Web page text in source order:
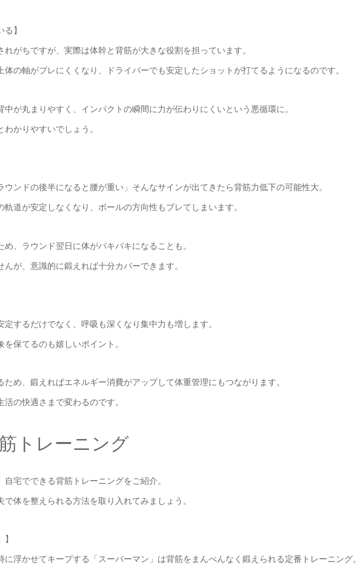
】
がちですが、実際は体幹と背筋が大きな役割を担っています。
の軸がブレにくくなり、ドライバーでも安定したショットが打てるようになるのです。
が丸まりやすく、インパクトの瞬間に力が伝わりにくいという悪循環に。
かりやすいでしょう。
ウンドの後半になると腰が重い」そんなサインが出てきたら背筋力低下の可能性大。
道が安定しなくなり、ボールの方向性もブレてしまいます。
、ラウンド翌日に体がバキバキになることも。
が、意識的に鍛えれば十分カバーできます。
するだけでなく、呼吸も深くなり集中力も増します。
保てるのも嬉しいポイント。
め、鍛えればエネルギー消費がアップして体重管理にもつながります。
の快適さまで変わるのです。
トレーニング
宅でできる背筋トレーニングをご紹介。
体を整えられる方法を取り入れてみましょう。
浮かせてキープする「スーパーマン」は背筋をまんべんなく鍛えられる定番トレーニング。